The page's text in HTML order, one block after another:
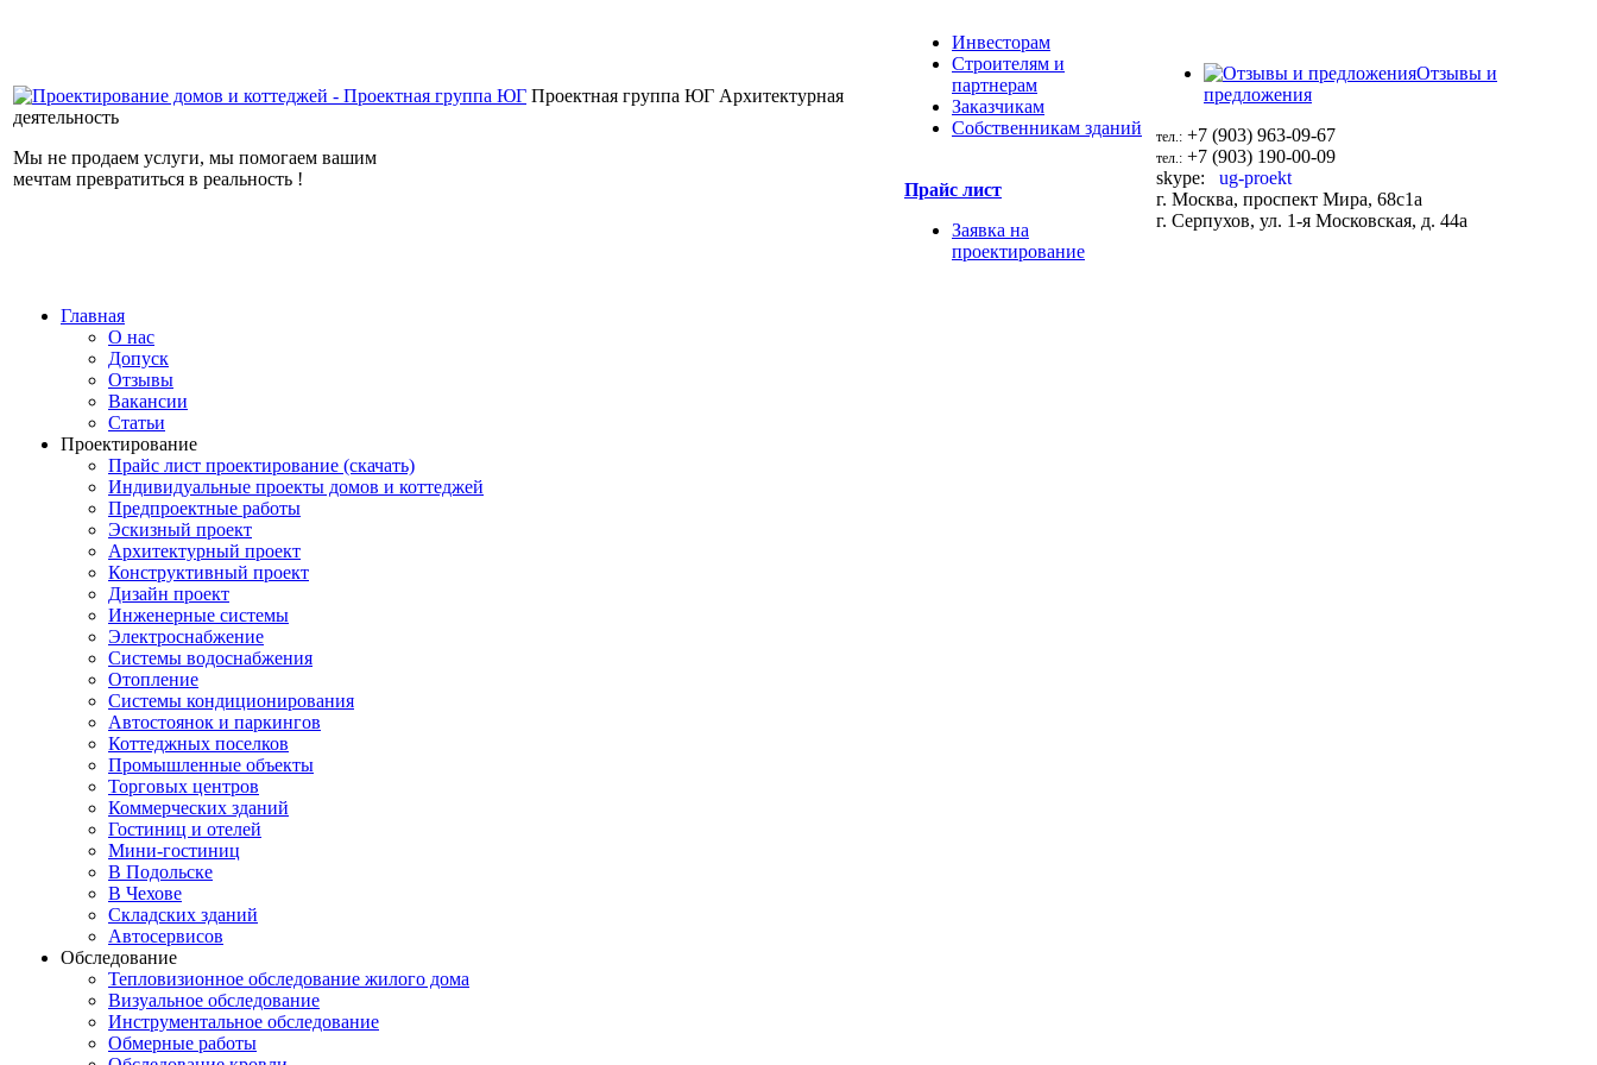
Проектная группа ЮГ Архитектурная
деятельность
Мы не продаем услуги, мы помогаем вашим
мечтам превратиться в реальность !
Инвесторам
Строителям и
партнерам
Заказчикам
Собственникам зданий
Прайс лист
Заявка на
проектирование
Отзывы и
предложения
тел.: +7 (903) 963-09-67
тел.: +7 (903) 190-00-09
skype:
ug-proekt
г. Москва, проспект Мира, 68с1а
г. Серпухов, ул. 1-я Московская, д. 44a
Главная
О нас
Допуск
Отзывы
Вакансии
Статьи
Проектирование
Прайс лист проектирование (скачать)
Индивидуальные проекты домов и коттеджей
Предпроектные работы
Эскизный проект
Архитектурный проект
Конструктивный проект
Дизайн проект
Инженерные системы
Электроснабжение
Системы водоснабжения
Отопление
Системы кондиционирования
Автостоянок и паркингов
Коттеджных поселков
Промышленные объекты
Торговых центров
Коммерческих зданий
Гостиниц и отелей
Мини-гостиниц
В Подольске
В Чехове
Складских зданий
Автосервисов
Обследование
Тепловизионное обследование жилого дома
Визуальное обследование
Инструментальное обследование
Обмерные работы